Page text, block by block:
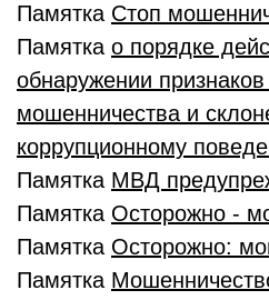
Памятка Стоп
Памятка о порядке
обнаружении
мошенничества и
коррупционному
Памятка МВД
Памятка Осторожно -
Памятка Осторожно:
Памятка